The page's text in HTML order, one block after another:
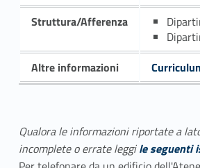
Struttura/Afferenza
Altre informazioni
Qualora le informazioni riportate a
incomplete o errate leggile seguenti